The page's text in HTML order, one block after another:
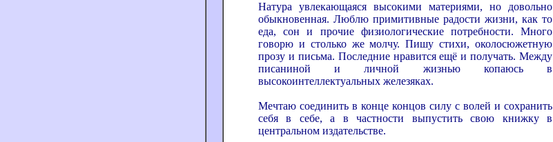
Натура увлекающаяся высокими материями, но довольно
обыкновенная. Люблю примитивные радости жизни, как то
еда, сон и прочие физиологические потребности. Много
говорю и столько же молчу. Пишу стихи, околосюжетную
прозу и письма. Последние нравится ещё и получать. Между
писаниной и личной жизнью копаюсь в
высокоинтеллектуальных железяках.
Мечтаю соединить в конце концов силу с волей и сохранить
себя в себе, а в частности выпустить свою книжку в
центральном издательстве.